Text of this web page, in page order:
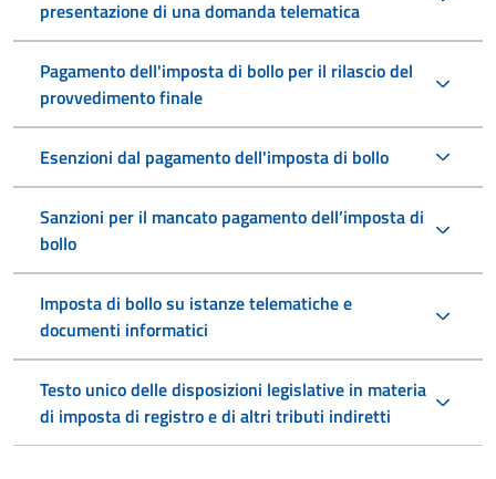
presentazione di una domanda telematica
Pagamento dell'imposta di bollo per il rilascio del
provvedimento finale
Esenzioni dal pagamento dell'imposta di bollo
Sanzioni per il mancato pagamento dell’imposta di
bollo
Imposta di bollo su istanze telematiche e
documenti informatici
Testo unico delle disposizioni legislative in materia
di imposta di registro e di altri tributi indiretti